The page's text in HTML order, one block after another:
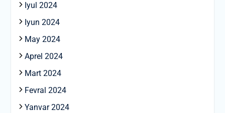
Iyul 2024
Iyun 2024
May 2024
Aprel 2024
Mart 2024
Fevral 2024
Yanvar 2024